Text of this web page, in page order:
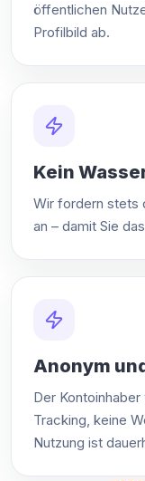
öffentlichen
Profilbild ab.
Kein
Wir fordern stets
an – damit Sie
Anonym
Der
Tracking, keine
Nutzung ist